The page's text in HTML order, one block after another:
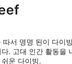
서 명명 된이 다이
. 고대 인간 활동을
운 다이빙.